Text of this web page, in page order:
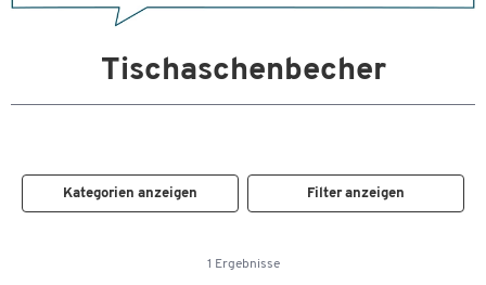
Tischaschenbecher
Kategorien anzeigen Filter anzeigen
1 Ergebnisse